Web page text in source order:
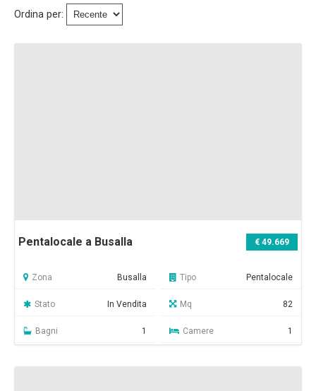
Immobili All'asta
Chi Siamo
News
Ordina per:
Pentalocale a Busalla € 49.669
Zona Busalla Tipo Pentalocale
Stato In Vendita Mq 82
Bagni 1 Camere 1